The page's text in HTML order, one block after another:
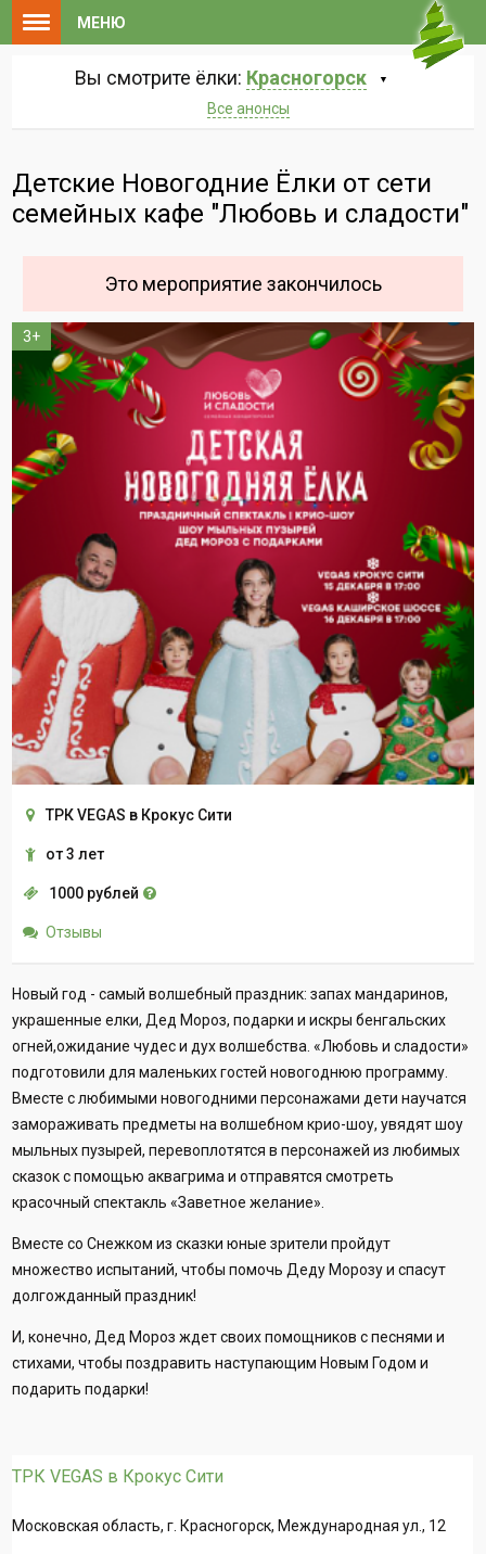
МЕНЮ
Вы смотрите ёлки: Красногорск
Все анонсы
Детские Новогодние Ёлки от сети
семейных кафе "Любовь и сладости"
Это мероприятие закончилось
3+
ТРК VEGAS в Крокус Сити
от 3 лет
1000 рублей
Отзывы
Новый год - самый волшебный праздник: запах мандаринов,
украшенные елки, Дед Мороз, подарки и искры бенгальских
огней,ожидание чудес и дух волшебства. «Любовь и сладости»
подготовили для маленьких гостей новогоднюю программу.
Вместе с любимыми новогодними персонажами дети научатся
замораживать предметы на волшебном крио-шоу, увядят шоу
мыльных пузырей, перевоплотятся в персонажей из любимых
сказок с помощью аквагрима и отправятся смотреть
красочный спектакль «Заветное желание».
Вместе со Снежком из сказки юные зрители пройдут
множество испытаний, чтобы помочь Деду Морозу и спасут
долгожданный праздник!
И, конечно, Дед Мороз ждет своих помощников с песнями и
стихами, чтобы поздравить наступающим Новым Годом и
подарить подарки!
ТРК VEGAS в Крокус Сити
Московская область, г. Красногорск, Международная ул., 12